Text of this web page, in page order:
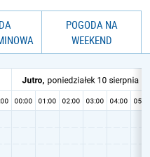
POGODA NA
WEEKEND